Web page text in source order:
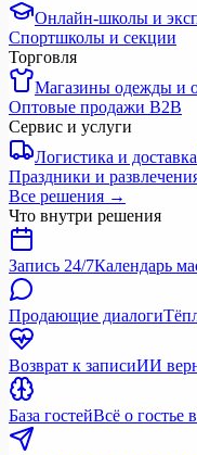
Онлайн-школы и
Спортшколы и секции
Торговля
Магазины одежды и
Оптовые продажи B2B
Сервис и услуги
Логистика и доставка
Праздники и
Все решения →
Что внутри решения
Запись 24/7Календарь
Продающие диалоги
Возврат к записиИИ
База гостейВсё о гостье